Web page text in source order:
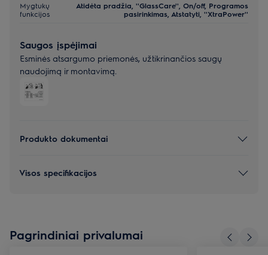
Mygtukų
funkcijos
Atidėta pradžia, ''GlassCare'', On/off, Programos
pasirinkimas, Atstatyti, ''XtraPower''
Saugos įspėjimai
Esminės atsargumo priemonės, užtikrinančios saugų
naudojimą ir montavimą.
Produkto dokumentai
Visos specifikacijos
Pagrindiniai privalumai